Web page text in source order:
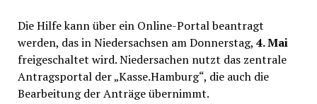
Die Hilfe kann über ein Online-Portal beantragt
werden, das in Niedersachsen am Donnerstag, 4. Mai
freigeschaltet wird. Niedersachen nutzt das zentrale
Antragsportal der „Kasse.Hamburg“, die auch die
Bearbeitung der Anträge übernimmt.